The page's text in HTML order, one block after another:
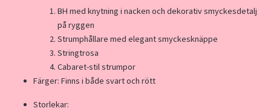
BH med knytning i nacken och dekorativ smyckesdetalj
på ryggen
Strumphållare med elegant smyckesknäppe
Stringtrosa
Cabaret-stil strumpor
Färger: Finns i både svart och rött
Storlekar: